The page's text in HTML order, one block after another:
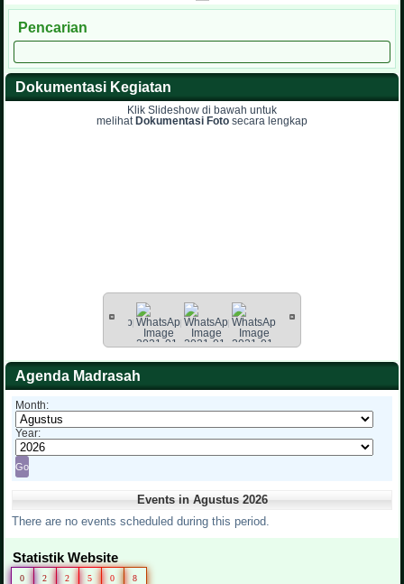
Pencarian
Dokumentasi Kegiatan
Klik Slideshow di bawah untuk
melihat Dokumentasi Foto secara lengkap
Agenda Madrasah
Month:
Year:
Events in Agustus 2026
There are no events scheduled during this period.
Statistik Website
0 2 2 5 0 8